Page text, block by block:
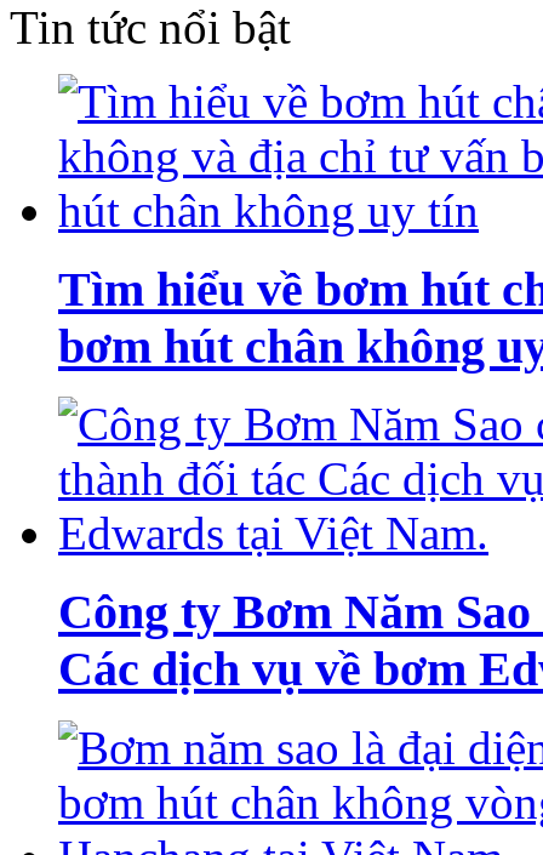
Tin tức nổi bật
Tìm hiểu về bơm hút
bơm hút chân không
Công ty Bơm Năm
Các dịch vụ về bơm